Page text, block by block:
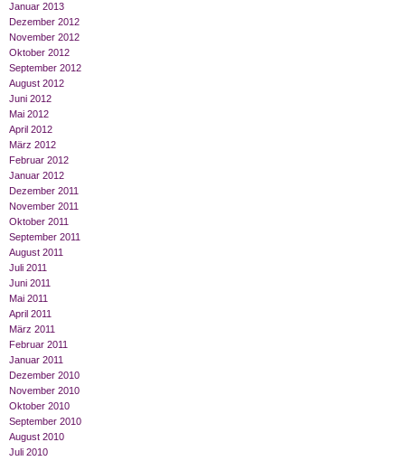
Januar 2013
Dezember 2012
November 2012
Oktober 2012
September 2012
August 2012
Juni 2012
Mai 2012
April 2012
März 2012
Februar 2012
Januar 2012
Dezember 2011
November 2011
Oktober 2011
September 2011
August 2011
Juli 2011
Juni 2011
Mai 2011
April 2011
März 2011
Februar 2011
Januar 2011
Dezember 2010
November 2010
Oktober 2010
September 2010
August 2010
Juli 2010